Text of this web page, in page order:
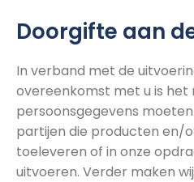
Doorgifte aan
In verband met de
overeenkomst met u is het
persoonsgegevens
partijen die producten en/
toeleveren of in onze
uitvoeren. Verder maken